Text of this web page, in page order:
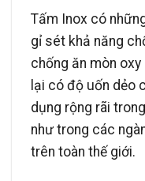
Tấm Inox có
gỉ sét khả năng
chống ăn mòn
lại có độ uốn dẻo
dụng rộng rãi
như trong các
trên toàn thế giới.